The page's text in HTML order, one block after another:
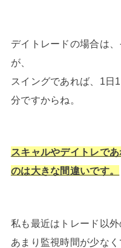
デイトレードの場合は
が、
スイングであれば、1日
分ですからね。
スキャルやデイトレで
のは大きな間違いです。
私も最近はトレード以
あまり監視時間が少な